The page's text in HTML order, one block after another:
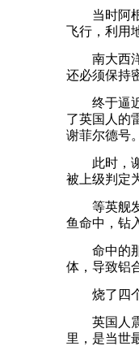
当时阿根
飞行，利用
南大西洋
还必须保持
终于逼近
了英国人的
谢菲尔德号。
此时，谢
被上级判定
等英舰发
鱼命中，钻
命中的那
体，导致铝
烧了四个
英国人震
里，是当世